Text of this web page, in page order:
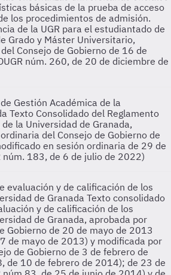
básicas de la prueba de acceso
los procedimientos de admisión.
de la UGR para el estudiantado de
Grado y Máster Universitario,
Consejo de Gobierno de 16 de
núm. 260, de 20 de diciembre de
Gestión Académica de la
Texto Consolidado del Reglamento
la Universidad de Granada,
del Consejo de Gobierno de
en sesión ordinaria de 29 de
núm. 183, de 6 de julio de 2022)
evaluación y de calificación de los
de Granada Texto consolidado
y de calificación de los
de Granada, aprobada por
Gobierno de 20 de mayo de 2013
de mayo de 2013) y modificada por
de Gobierno de 3 de febrero de
de 10 de febrero de 2014); de 23 de